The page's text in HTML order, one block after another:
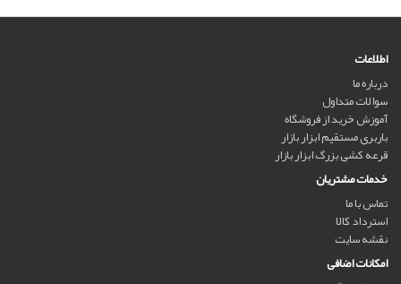
اطلاعات
درباره ما
سوالات متداول
آموزش خرید از فروشگاه
باربری مستقیم ابزار بازار
قرعه کشی بزرگ ابزار بازار
خدمات مشتریان
تماس با ما
استرداد کالا
نقشه سایت
امکانات اضافی